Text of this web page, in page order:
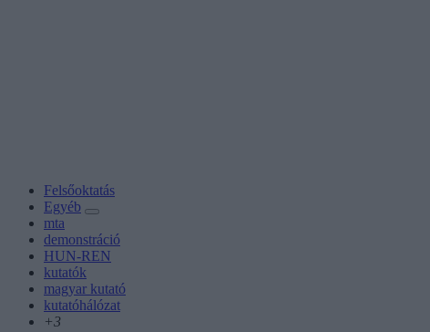
Felsőoktatás
Egyéb
mta
demonstráció
HUN-REN
kutatók
magyar kutató
kutatóhálózat
+3